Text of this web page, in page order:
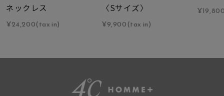
ネックレス
¥24,200(tax in)
〈Sサイズ〉
¥9,900(tax in)